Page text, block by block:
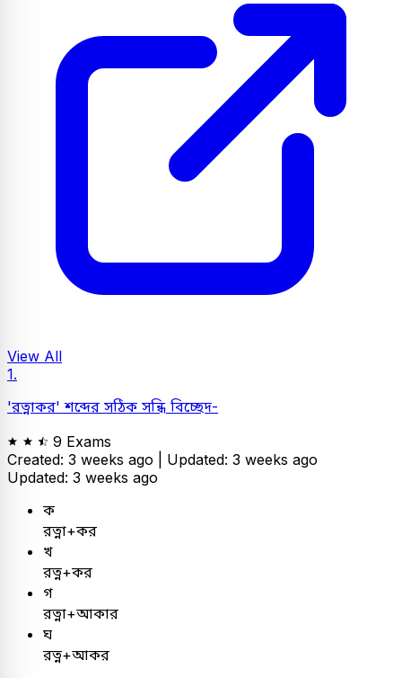
View All
1.
'রত্নাকর' শব্দের সঠিক সন্ধি বিচ্ছেদ-
9 Exams
Created: 3 weeks ago | Updated: 3 weeks ago
Updated: 3 weeks ago
ক
রত্না+কর
খ
রত্ন+কর
গ
রত্না+আকার
ঘ
রত্ন+আকর